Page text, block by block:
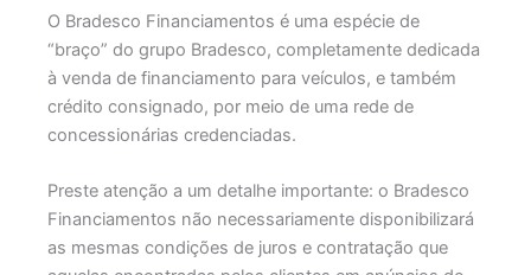
O Bradesco Financiamentos é uma espécie de
“braço” do grupo Bradesco, completamente dedicada
à venda de financiamento para veículos, e também
crédito consignado, por meio de uma rede de
concessionárias credenciadas.
Preste atenção a um detalhe importante: o Bradesco
Financiamentos não necessariamente disponibilizará
as mesmas condições de juros e contratação que